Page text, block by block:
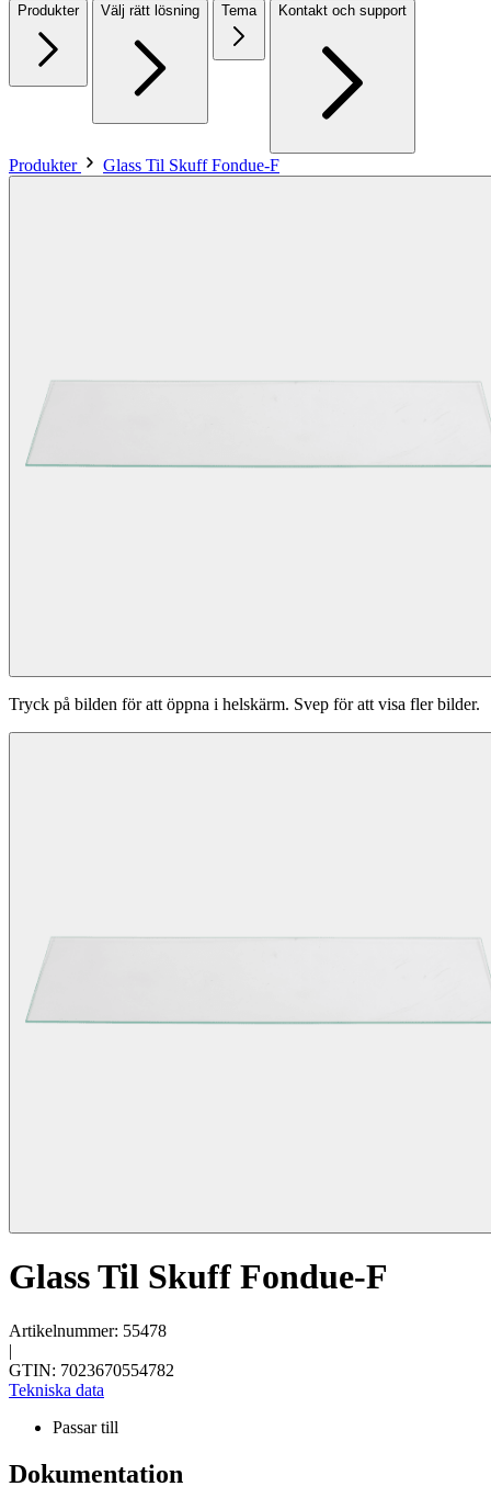
Produkter Välj rätt lösning Tema Kontakt och support
Produkter Glass Til Skuff Fondue-F
Tryck på bilden för att öppna i helskärm. Svep för att visa fler bilder.
Glass Til Skuff Fondue-F
Artikelnummer: 55478
|
GTIN: 7023670554782
Tekniska data
Passar till
Dokumentation